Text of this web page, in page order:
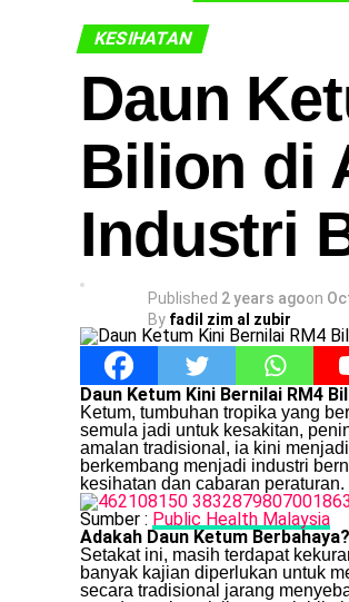
KESIHATAN
Daun
Bilion di
Industri
Published 2 years agoon
By fadil zim al zubir
Daun Ketum Kini Bernilai RM4
Ketum, tumbuhan tropika yang
semula jadi untuk kesakitan,
amalan tradisional, ia kini
berkembang menjadi industri
kesihatan dan cabaran peraturan.
Sumber : Public Health Malaysia
Adakah Daun Ketum Berbahaya?
Setakat ini, masih terdapat
banyak kajian diperlukan untuk
secara tradisional jarang